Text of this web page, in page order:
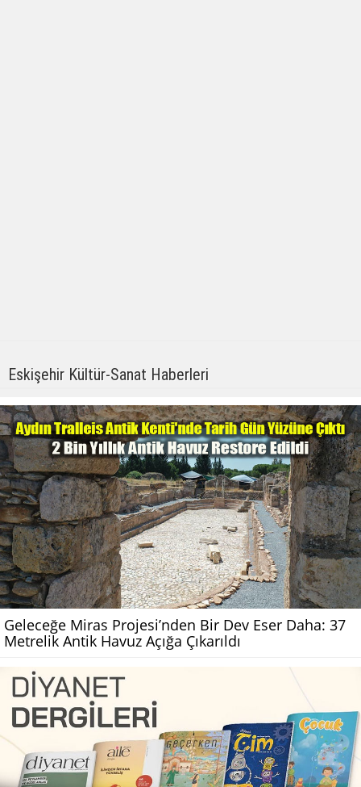
Eskişehir Kültür-Sanat Haberleri
Geleceğe Miras Projesi’nden Bir Dev Eser Daha: 37
Metrelik Antik Havuz Açığa Çıkarıldı